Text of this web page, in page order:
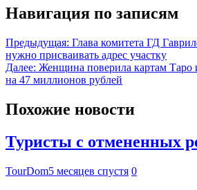
Навигация по записям
Предыдущая: Глава комитета ГД
нужно присваивать адрес участку
Далее: Женщина поверила картам Таро
на 47 миллионов рублей
Похожие новости
Туристы с отмененных
TourDom5 месяцев спустя 0